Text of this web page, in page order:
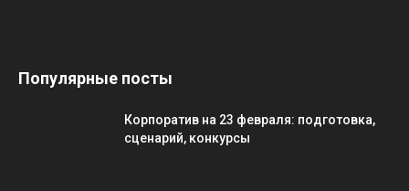
Популярные посты
Корпоратив на 23 февраля: подготовка,
сценарий, конкурсы